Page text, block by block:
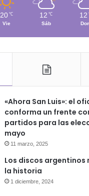
20 ℃
Vie
12 ℃
Sáb
12
«Ahora San Luis»: el
conforma un frente
partidos para las
mayo
11 marzo, 2025
Los discos argentinos
la historia
1 diciembre, 2024